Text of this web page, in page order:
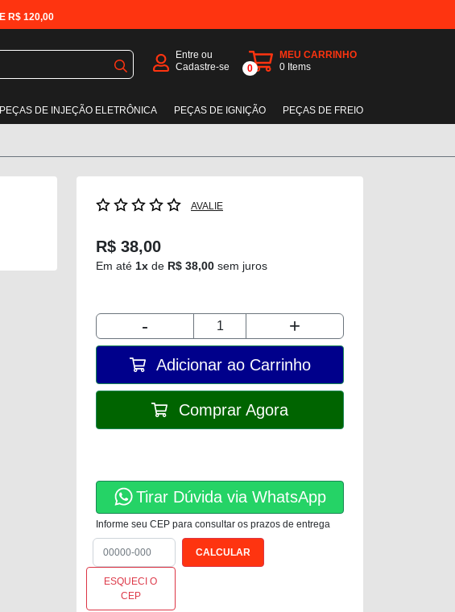
R$ 120,00
Entre ou
Cadastre-se
0
MEU CARRINHO
0 Items
PEÇAS DE INJEÇÃO ELETRÔNICA PEÇAS DE IGNIÇÃO PEÇAS DE FREIO
AVALIE
R$ 38,00
Em até 1x de R$ 38,00 sem juros
- +
Adicionar ao Carrinho
Comprar Agora
Tirar Dúvida via WhatsApp
Informe seu CEP para consultar os prazos de entrega
ESQUECI O
CEP